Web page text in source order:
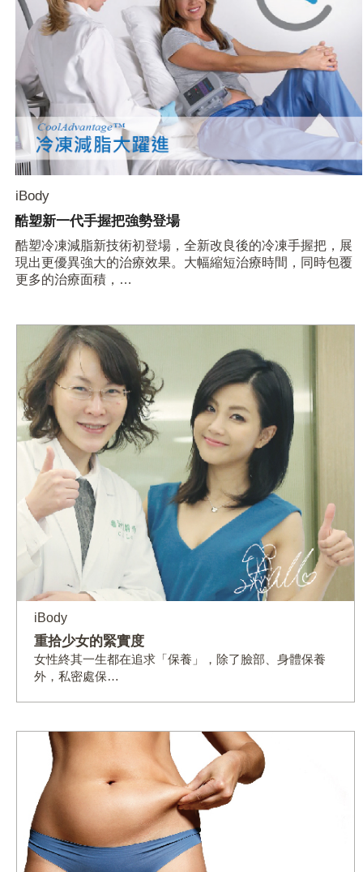
iBody
酷塑新一代手握把強勢登場
酷塑冷凍減脂新技術初登場，全新改良後的冷凍手握把，展
現出更優異強大的治療效果。大幅縮短治療時間，同時包覆
更多的治療面積，…
iBody
重拾少女的緊實度
女性終其一生都在追求「保養」，除了臉部、身體保養
外，私密處保…